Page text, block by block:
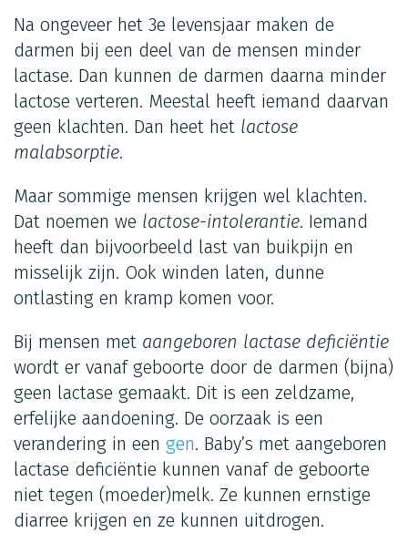
Na ongeveer het 3e levensjaar maken de
darmen bij een deel van de mensen minder
lactase. Dan kunnen de darmen daarna minder
lactose verteren. Meestal heeft iemand daarvan
geen klachten. Dan heet het lactose
malabsorptie.
Maar sommige mensen krijgen wel klachten.
Dat noemen we lactose-intolerantie. Iemand
heeft dan bijvoorbeeld last van buikpijn en
misselijk zijn. Ook winden laten, dunne
ontlasting en kramp komen voor.
Bij mensen met aangeboren lactase deficiëntie
wordt er vanaf geboorte door de darmen (bijna)
geen lactase gemaakt. Dit is een zeldzame,
erfelijke aandoening. De oorzaak is een
verandering in een gen. Baby’s met aangeboren
lactase deficiëntie kunnen vanaf de geboorte
niet tegen (moeder)melk. Ze kunnen ernstige
diarree krijgen en ze kunnen uitdrogen.